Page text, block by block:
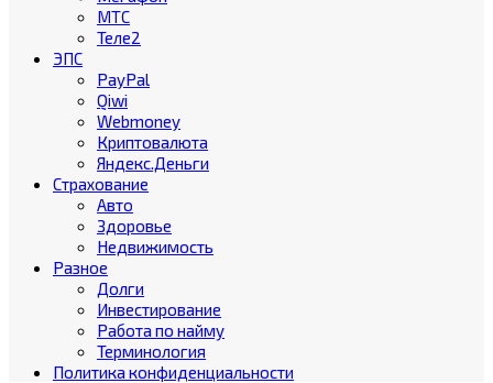
МТС
Теле2
ЭПС
PayPal
Qiwi
Webmoney
Криптовалюта
Яндекс.Деньги
Страхование
Авто
Здоровье
Недвижимость
Разное
Долги
Инвестирование
Работа по найму
Терминология
Политика конфиденциальности